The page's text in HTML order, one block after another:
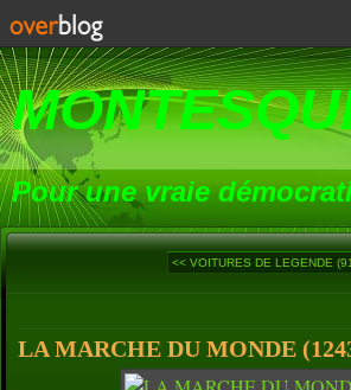
Pour une vraie
<< VOITURES DE LEGENDE
LA MARCHE DU MONDE